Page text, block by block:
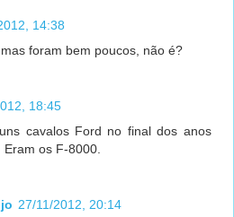
14:38
foram bem poucos, não é?
18:45
cavalos Ford no final dos anos
os F-8000.
27/11/2012, 20:14